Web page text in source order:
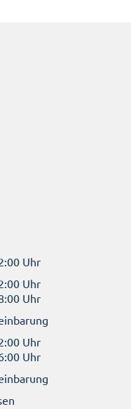
Uhr
Uhr
Uhr
Uhr
Uhr